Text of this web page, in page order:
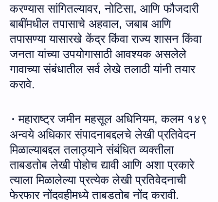
करण्यास सांगितल्यावर,नोटिसा, आणि फौजदारी
बाबींमधील तपासाचे अहवाल,जबाब आणि
तपासण्या यासारखे केंद्र किंवा राज्य शासन किंवा
जनता यांच्या उपयोगासाठी आवश्यक असलेले
गावाच्या संबंधातील सर्व लेखेतलाठी यांनीतयार
करावे.
· महाराष्ट्र जमीन महसूल अधिनियम, कलम १४९
अन्‍वये अधिकार संपादनाबद्दलचे लेखी प्रतिवेदन
मिळाल्याबद्दल तलाठ्याने संबंधित व्यक्तीला
ताबडतोब लेखी पोहोच द्यावीआणि अशा प्रकारे
त्याला मिळालेल्या प्रत्येकलेखीप्रतिवेदनाची
फेरफार नोंदवहीमध्ये ताबडतोब नोंद करावी.